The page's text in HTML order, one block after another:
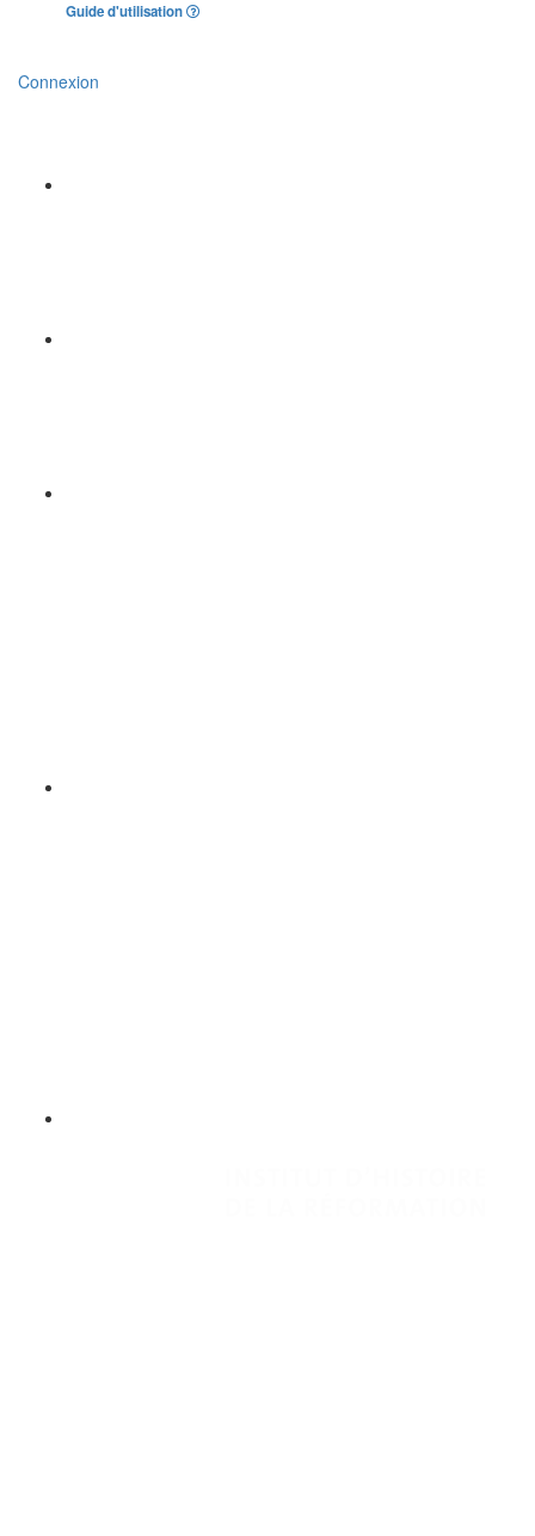
Guide d'utilisation
Connexion